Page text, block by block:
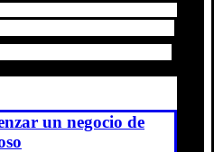
un negocio de